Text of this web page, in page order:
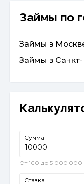
Займы по
Займы в
Займы в
Сумма
От 100 до 5 000 000
Ставка